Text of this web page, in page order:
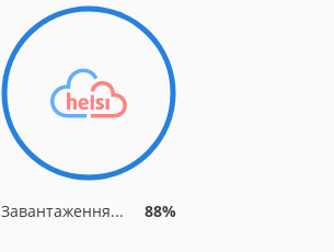
Завантаження... 88%